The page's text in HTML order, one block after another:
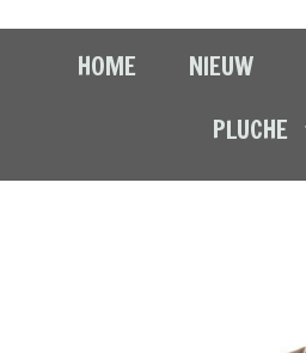
HOME NIEUW
PLUCHE